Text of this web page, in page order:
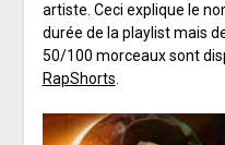
artiste. Ceci explique le
durée de la playlist mais
50/100 morceaux sont
RapShorts